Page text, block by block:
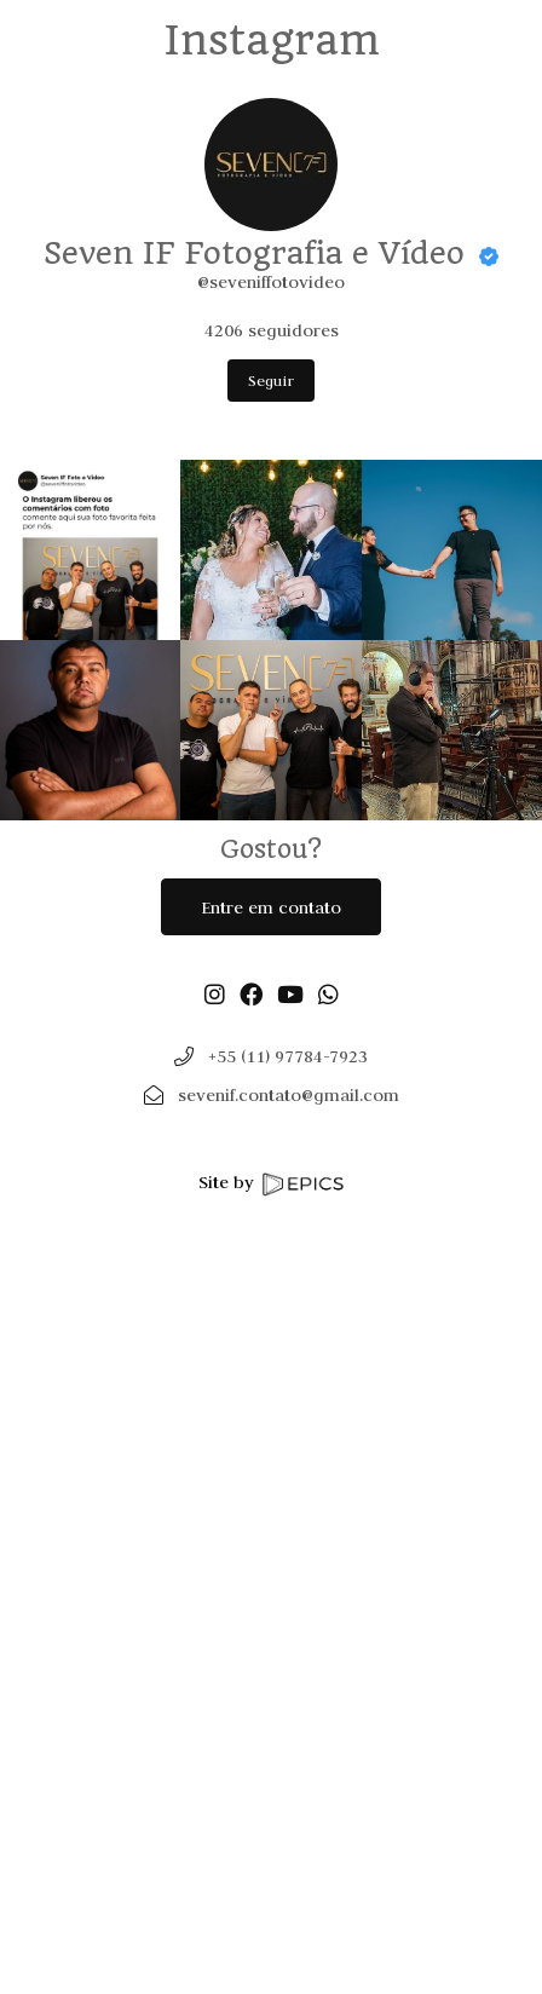
Instagram
Seven IF Fotografia e Vídeo
@seveniffotovideo
4206 seguidores
Seguir
Gostou?
Entre em contato
+55 (11) 97784-7923
sevenif.contato@gmail.com
Site by